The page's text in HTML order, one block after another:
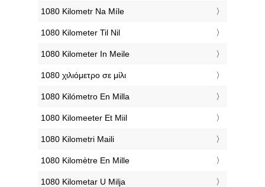
‎1080 Kilometr Na Míle
‎1080 Kilometer Til Nil
‎1080 Kilometer In Meile
‎1080 χιλιόμετρο σε μίλι
‎1080 Kilómetro En Milla
‎1080 Kilomeeter Et Miil
‎1080 Kilometri Maili
‎1080 Kilomètre En Mille
‎1080 Kilometar U Milja